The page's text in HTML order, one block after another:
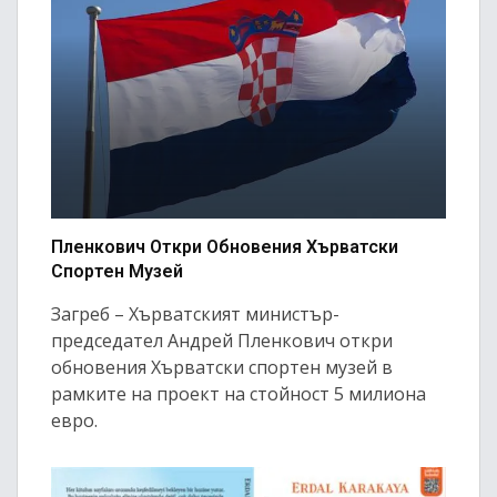
Пленкович Откри Обновения Хърватски
Спортен Музей
Загреб – Хърватският министър-
председател Андрей Пленкович откри
обновения Хърватски спортен музей в
рамките на проект на стойност 5 милиона
евро.